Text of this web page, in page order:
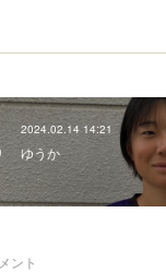
2024.02.14 14:21
ゆうか
ント